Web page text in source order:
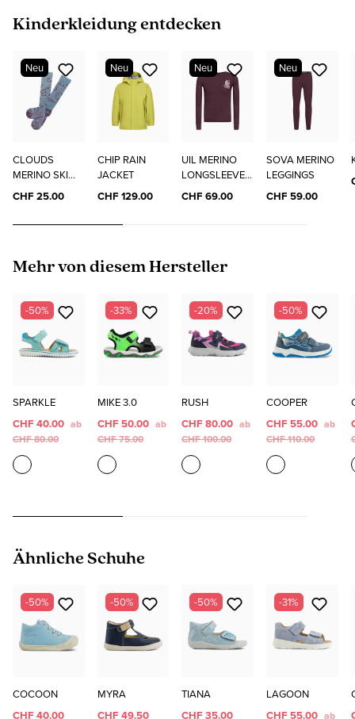
Produktgalerie überspringen
Kinderkleidung entdecken
Neu
CLOUDS
MERINO SKI
SOCKS
CHF 25.00
Neu
CHIP RAIN
JACKET
CHF 129.00
Neu
UIL MERINO
LONGSLEEVE
"ELO"
CHF 69.00
Neu
SOVA MERINO
LEGGINGS
CHF 59.00
Produktgalerie überspringen
Mehr von diesem Hersteller
-50%
SPARKLE
CHF 40.00 ab
CHF 80.00
-33%
MIKE 3.0
CHF 50.00 ab
CHF 75.00
-20%
RUSH
CHF 80.00 ab
CHF 100.00
-50%
COOPER
CHF 55.00 ab
CHF 110.00
Produktgalerie überspringen
Ähnliche Schuhe
-50%
COCOON
CHF 40.00
-50%
MYRA
CHF 49.50
-50%
TIANA
CHF 35.00
-31%
LAGOON
CHF 55.00 ab